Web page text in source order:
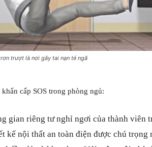
trượt là nơi gây tai nạn té ngã
cấp SOS trong phòng ngủ:
gian riêng tư nghỉ ngơi của thành viên
kế nội thất an toàn điện được chú trọng